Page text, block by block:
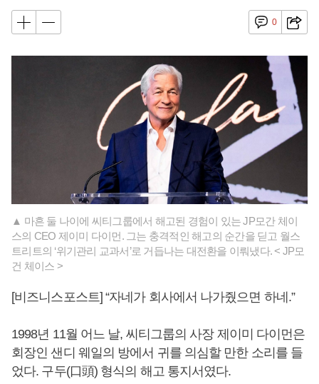
0
▲ 마흔 둘 나이에 씨티그룹에서 해고된 경험이 있는 JP모간 체이
스의 CEO 제이미 다이먼. 그는 충격적인 해고의 순간을 딛고 월스
트리트의 ‘위기관리 교과서’로 거듭나는 대전환을 이뤄냈다. < JP모
건 체이스 >
[비즈니스포스트] “자네가 회사에서 나가줬으면 하네.”
1998년 11월 어느 날, 씨티그룹의 사장 제이미 다이먼은
회장인 샌디 웨일의 방에서 귀를 의심할 만한 소리를 들
었다. 구두(口頭) 형식의 해고 통지서였다.